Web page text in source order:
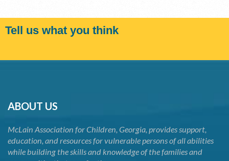
Tell us what you think
ABOUT US
McLain Association for Children, Georgia, provides support,
education, and resources for vulnerable persons of all abilities
while building the skills and knowledge of the families and